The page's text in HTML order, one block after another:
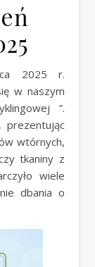
w naszym
”.
prezentując
wtórnych,
tkaniny z
wiele
dbania o